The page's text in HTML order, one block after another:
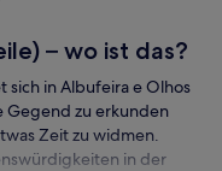
– wo ist das?
in Albufeira e Olhos
Gegend zu erkunden
Zeit zu widmen.
in der